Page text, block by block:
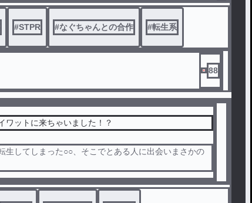
#STPR #なぐちゃんとの合作 #転生系
88
ワットに来ちゃいました！？
生してしまった○○、そこでとある人に出会いまさかの